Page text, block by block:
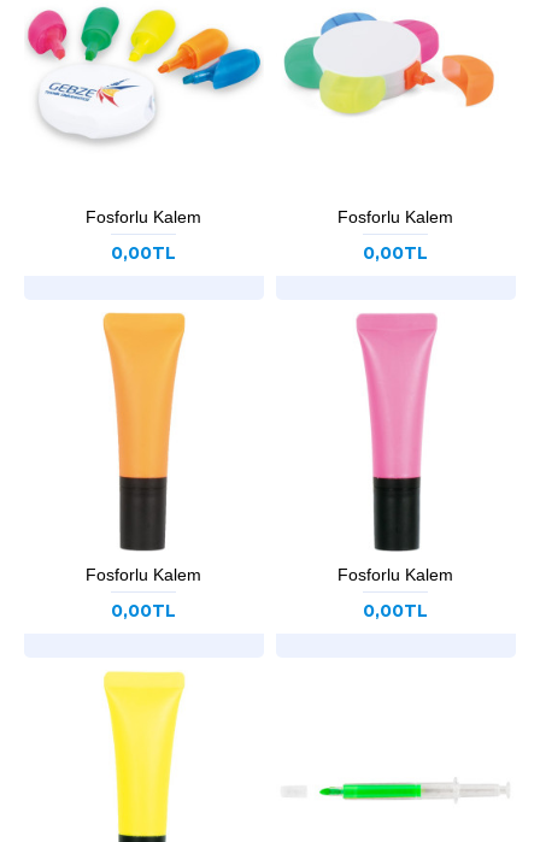
Fosforlu Kalem
0,00TL
Fosforlu Kalem
0,00TL
Fosforlu Kalem
0,00TL
Fosforlu Kalem
0,00TL